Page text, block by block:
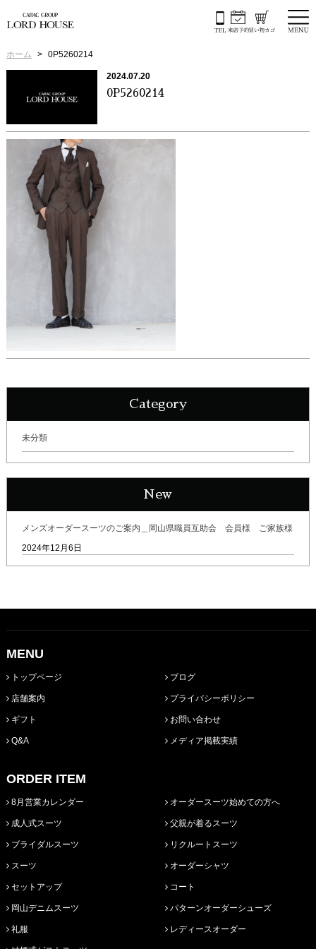
ホーム 0P5260214
2024.07.20
0P5260214
Category
未分類
New
メンズオーダースーツのご案内＿岡山県職員互助会 会員様 ご家族様
2024年12月6日
MENU
トップページ
店舗案内
ギフト
Q&A
ブログ
プライバシーポリシー
お問い合わせ
メディア掲載実績
ORDER ITEM
8月営業カレンダー
成人式スーツ
ブライダルスーツ
スーツ
セットアップ
岡山デニムスーツ
礼服
オーダースーツ始めての方へ
父親が着るスーツ
リクルートスーツ
オーダーシャツ
コート
パターンオーダーシューズ
レディースオーダー